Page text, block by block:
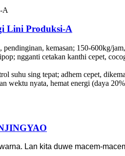
Lini Produksi-A
kemasan; 150-600kg/
ngganti cetakan kanthi cepet,
suhu sing tepat; adhem cepet,
wektu nyata, hemat energi (daya
Lan kita duwe macem-